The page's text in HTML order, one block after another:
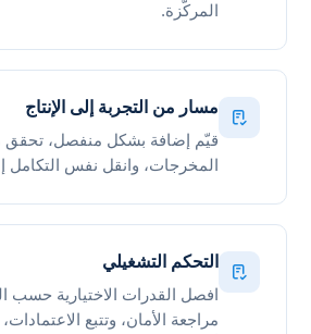
المركّزة.
مسار من التجربة إلى الإنتاج
قيّم إضافة بشكل منفصل، تحقق
المخرجات، وانقل نفس التكامل
التحكم التشغيلي
افصل القدرات الاختيارية حسب
مراجعة الأمان، وتتبع